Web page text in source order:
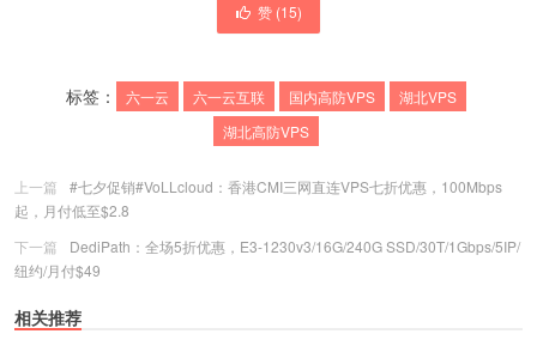
赞 (15)
标签： 六一云 六一云互联 国内高防VPS
湖北VPS
湖北高防VPS
上一篇
#七夕促销#VoLLcloud：香港CMI三网直连VPS七折优惠，100Mbps
起，月付低至$2.8
下一篇
DediPath：全场5折优惠，E3-1230v3/16G/240G SSD/30T/1Gbps/5IP/
纽约/月付$49
相关推荐